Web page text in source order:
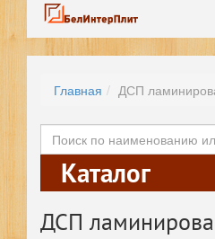
Главная ДСП
Каталог
ДСП